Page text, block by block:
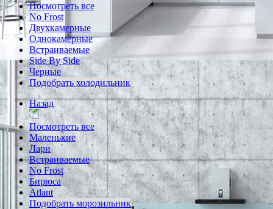
Посмотреть все
No Frost
Двухкамерные
Однокамерные
Встраиваемые
Side By Side
Черные
Подобрать холодильник
Назад
Посмотреть все
Маленькие
Лари
Встраиваемые
No Frost
Бирюса
Atlant
Подобрать морозильник